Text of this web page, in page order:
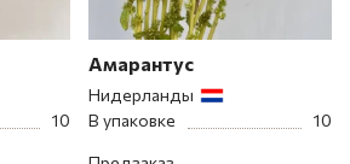
10
Амарантус
Нидерланды
В упаковке
10